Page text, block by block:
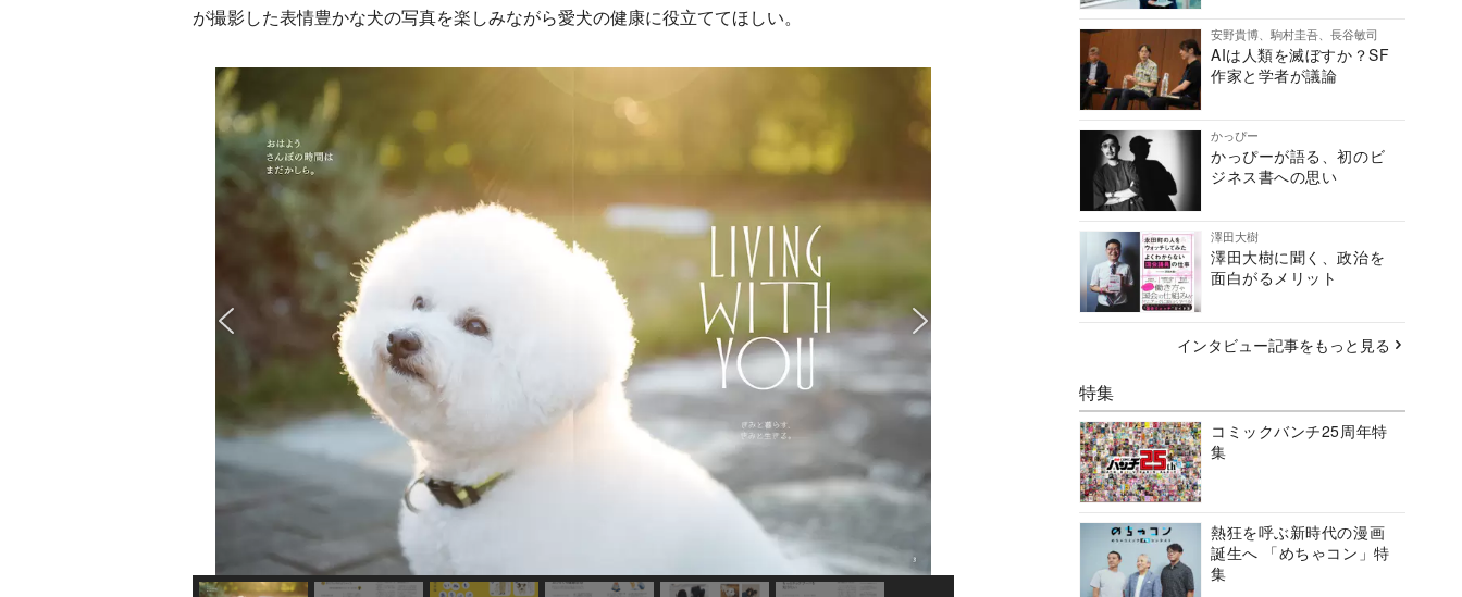
が撮影した表情豊かな犬の写真を楽しみながら愛犬の健康に役立ててほしい。
安野貴博、駒村圭吾、長谷敏司
AIは人類を滅ぼすか？SF
作家と学者が議論
かっぴー
かっぴーが語る、初のビ
ジネス書への思い
澤田大樹
澤田大樹に聞く、政治を
面白がるメリット
インタビュー記事をもっと見る
特集
コミックバンチ25周年特
集
熱狂を呼ぶ新時代の漫画
誕生へ 「めちゃコン」特
集